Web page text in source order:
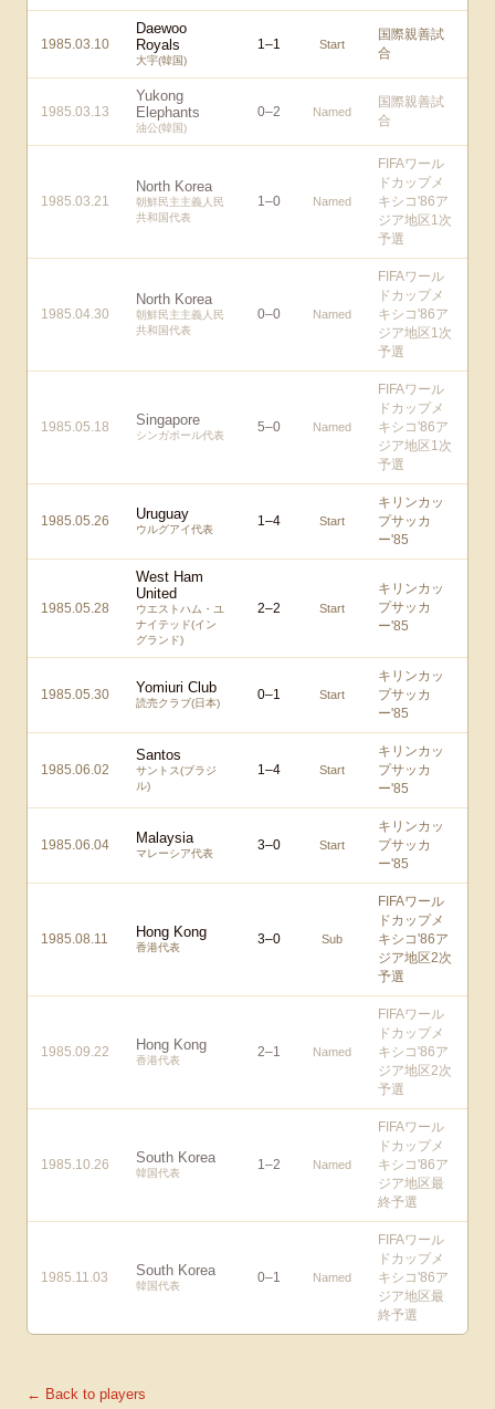
1985.03.10
Daewoo
Royals
大宇(韓国)
1–1 Start
国際親善試
合
1985.03.13
Yukong
Elephants
油公(韓国)
0–2 Named
国際親善試
合
1985.03.21
North Korea
朝鮮民主主義人民
共和国代表
1–0 Named
FIFAワール
ドカップメ
キシコ'86ア
ジア地区1次
予選
1985.04.30
North Korea
朝鮮民主主義人民
共和国代表
0–0 Named
FIFAワール
ドカップメ
キシコ'86ア
ジア地区1次
予選
1985.05.18 Singapore
シンガポール代表
5–0 Named
FIFAワール
ドカップメ
キシコ'86ア
ジア地区1次
予選
1985.05.26 Uruguay
ウルグアイ代表
1–4 Start
キリンカッ
プサッカ
ー'85
1985.05.28
West Ham
United
ウエストハム・ユ
ナイテッド(イン
グランド)
2–2 Start
キリンカッ
プサッカ
ー'85
1985.05.30 Yomiuri Club
読売クラブ(日本)
0–1 Start
キリンカッ
プサッカ
ー'85
1985.06.02
Santos
サントス(ブラジ
ル)
1–4 Start
キリンカッ
プサッカ
ー'85
1985.06.04 Malaysia
マレーシア代表
3–0 Start
キリンカッ
プサッカ
ー'85
1985.08.11 Hong Kong
香港代表
3–0 Sub
FIFAワール
ドカップメ
キシコ'86ア
ジア地区2次
予選
1985.09.22 Hong Kong
香港代表
2–1 Named
FIFAワール
ドカップメ
キシコ'86ア
ジア地区2次
予選
1985.10.26 South Korea
韓国代表
1–2 Named
FIFAワール
ドカップメ
キシコ'86ア
ジア地区最
終予選
1985.11.03 South Korea
韓国代表
0–1 Named
FIFAワール
ドカップメ
キシコ'86ア
ジア地区最
終予選
← Back to players